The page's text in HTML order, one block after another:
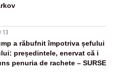
a răbufnit împotriva șefului
președintele, enervat că i
penuria de rachete – SURSE